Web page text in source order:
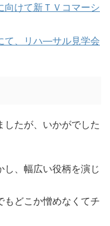
向けて新ＴＶコマーシ
て、リハ―サル見学会
たが、いかがでした
し、幅広い役柄を演じ
もどこか憎めなくてチ